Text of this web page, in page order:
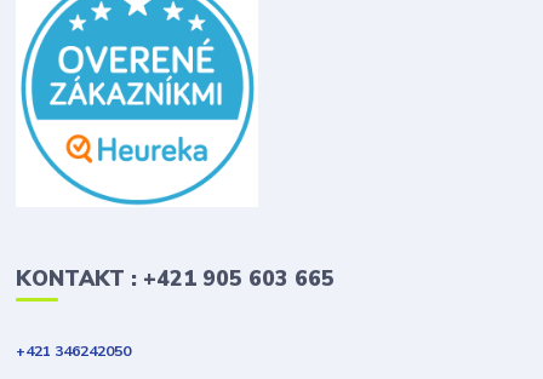
KONTAKT : +421 905 603 665
+421 346242050